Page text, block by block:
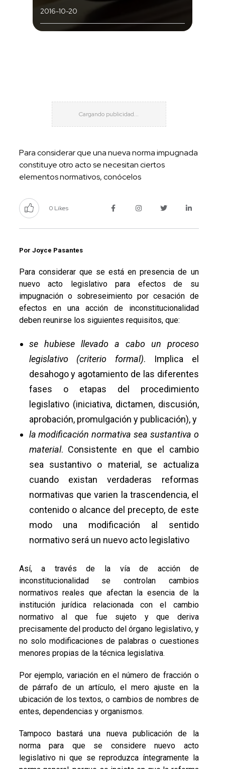
2016-10-20
Para considerar que una nueva norma impugnada
constituye otro acto se necesitan ciertos
elementos normativos, conócelos
0 Likes
Por Joyce Pasantes
Para considerar que se está en presencia de un
nuevo acto legislativo para efectos de su
impugnación o sobreseimiento por cesación de
efectos en una acción de inconstitucionalidad
deben reunirse los siguientes requisitos, que:
se hubiese llevado a cabo un proceso
legislativo (criterio formal). Implica el
desahogo y agotamiento de las diferentes
fases o etapas del procedimiento
legislativo (iniciativa, dictamen, discusión,
aprobación, promulgación y publicación), y
la modificación normativa sea sustantiva o
material. Consistente en que el cambio
sea sustantivo o material, se actualiza
cuando existan verdaderas reformas
normativas que varien la trascendencia, el
contenido o alcance del precepto, de este
modo una modificación al sentido
normativo será un nuevo acto legislativo
Así, a través de la vía de acción de
inconstitucionalidad se controlan cambios
normativos reales que afectan la esencia de la
institución jurídica relacionada con el cambio
normativo al que fue sujeto y que deriva
precisamente del producto del órgano legislativo, y
no solo modificaciones de palabras o cuestiones
menores propias de la técnica legislativa.
Por ejemplo, variación en el número de fracción o
de párrafo de un artículo, el mero ajuste en la
ubicación de los textos, o cambios de nombres de
entes, dependencias y organismos.
Tampoco bastará una nueva publicación de la
norma para que se considere nuevo acto
legislativo ni que se reproduzca íntegramente la